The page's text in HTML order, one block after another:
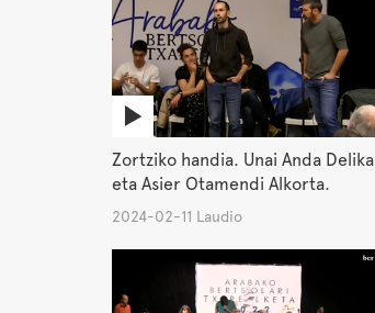
Zortziko handia. Unai Anda Delika
eta Asier Otamendi Alkorta.
2024-02-11 Laudio